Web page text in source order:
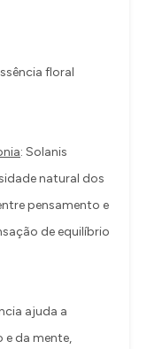
floral
: Solanis
natural dos
pensamento e
de equilíbrio
ajuda a
da mente,